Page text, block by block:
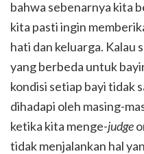
bahwa sebenarnya kita
kita pasti ingin
hati dan keluarga. Kalau
yang berbeda untuk
kondisi setiap bayi tidak
dihadapi oleh masing-
ketika kita menge-judge
tidak menjalankan hal